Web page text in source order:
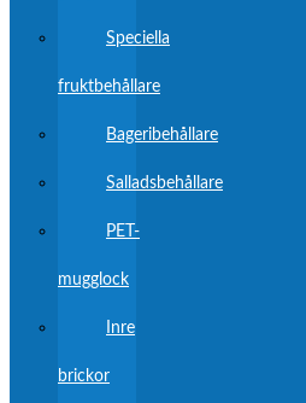
Speciella
fruktbehållare
Bageribehållare
Salladsbehållare
PET-
mugglock
Inre
brickor